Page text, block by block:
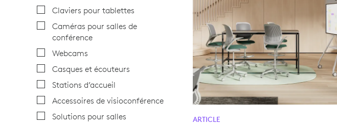
Claviers pour tablettes
Caméras pour salles de
conférence
Webcams
Casques et écouteurs
Stations d’accueil
Accessoires de visioconférence
Solutions pour salles
ARTICLE